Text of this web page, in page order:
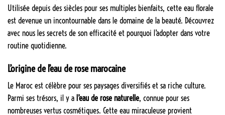
Utilisée depuis des siècles pour ses multiples bienfaits, cette eau florale
est devenue un incontournable dans le domaine de la beauté. Découvrez
avec nous les secrets de son efficacité et pourquoi l’adopter dans votre
routine quotidienne.
L’origine de l’eau de rose marocaine
Le Maroc est célèbre pour ses paysages diversifiés et sa riche culture.
Parmi ses trésors, il y a l’eau de rose naturelle, connue pour ses
nombreuses vertus cosmétiques. Cette eau miraculeuse provient